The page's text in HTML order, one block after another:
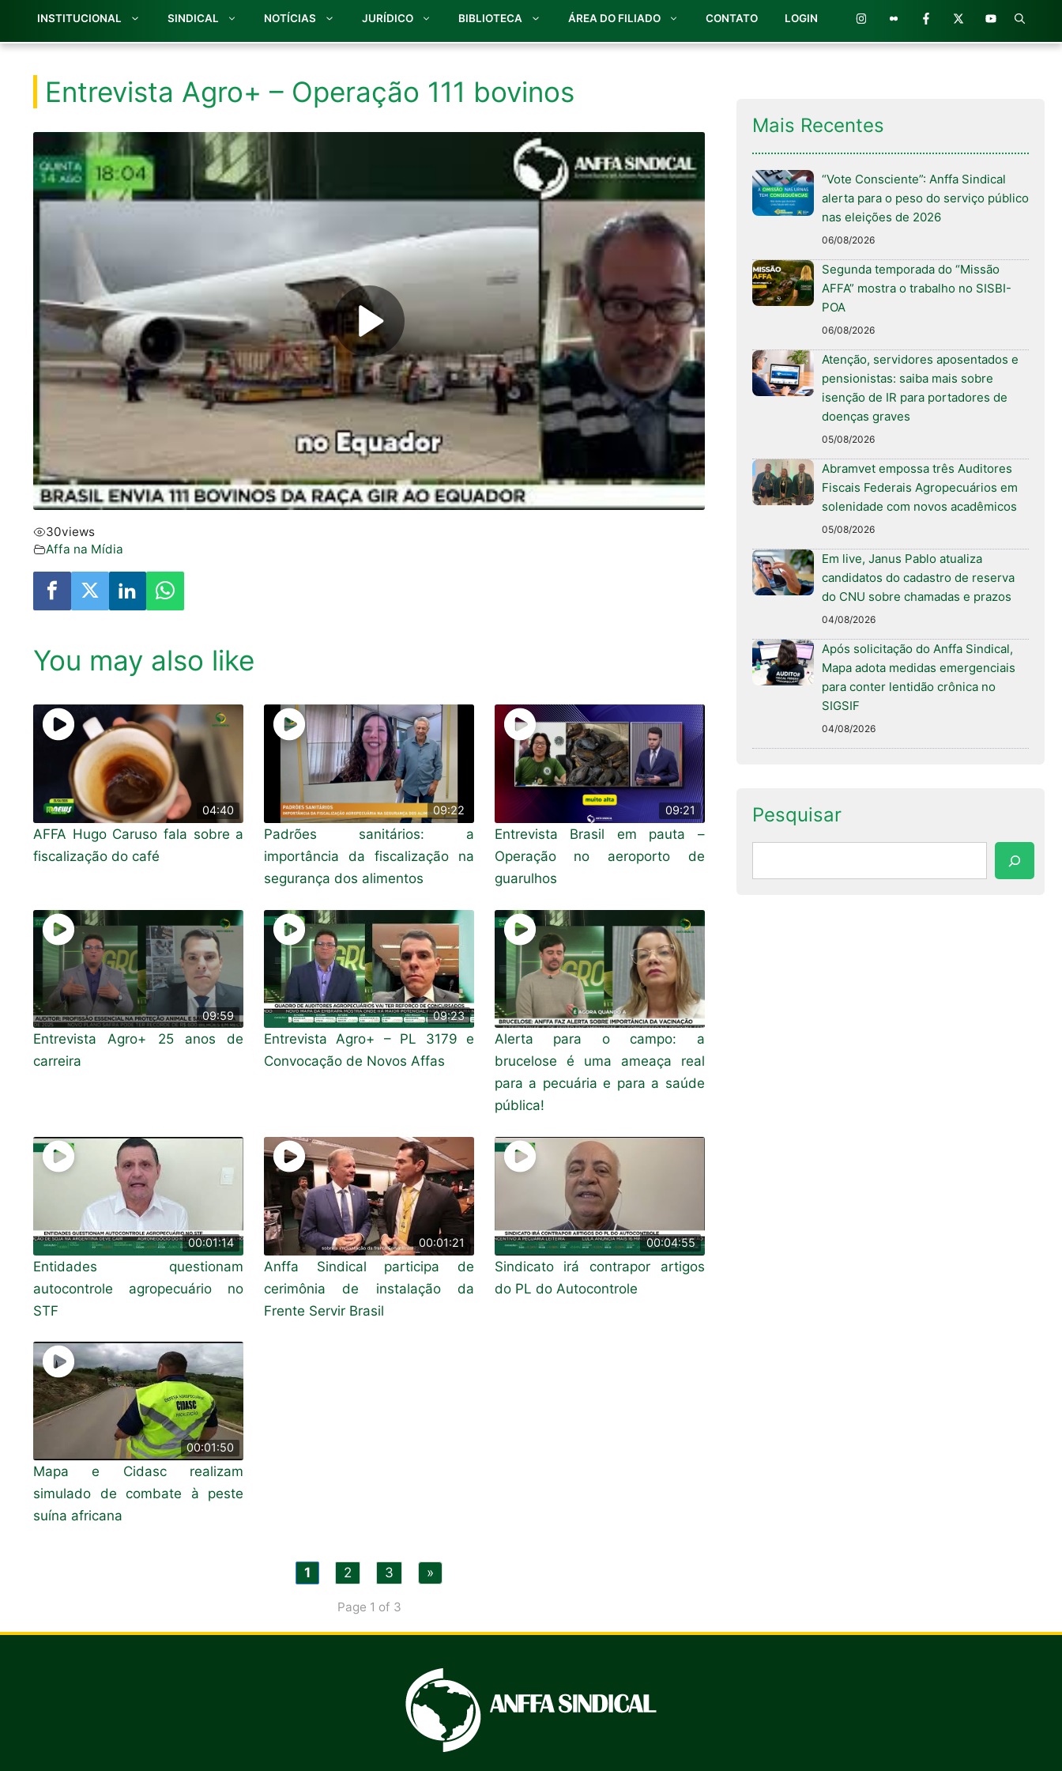
INSTITUCIONAL SINDICAL NOTÍCIAS JURÍDICO BIBLIOTECA ÁREA DO FILIADO CONTATO LOGIN
Entrevista Agro+ – Operação 111 bovinos
30views
Affa na Mí­dia
You may also like
04:40
AFFA Hugo Caruso fala sobre a
fiscalização do café
09:22
Padrões sanitários: a
importância da fiscalização na
segurança dos alimentos
09:21
Entrevista Brasil em pauta –
Operação no aeroporto de
guarulhos
09:59
Entrevista Agro+ 25 anos de
carreira
09:23
Entrevista Agro+ – PL 3179 e
Convocação de Novos Affas
Alerta para o campo: a
brucelose é uma ameaça real
para a pecuária e para a saúde
pública!
00:01:14
Entidades questionam
autocontrole agropecuário no
STF
00:01:21
Anffa Sindical participa de
cerimônia de instalação da
Frente Servir Brasil
00:04:55
Sindicato irá contrapor artigos
do PL do Autocontrole
00:01:50
Mapa e Cidasc realizam
simulado de combate à peste
suína africana
1 2 3 »
Page 1 of 3
Mais Recentes
“Vote Consciente”: Anffa Sindical
alerta para o peso do serviço público
nas eleições de 2026
06/08/2026
Segunda temporada do “Missão
AFFA” mostra o trabalho no SISBI-
POA
06/08/2026
Atenção, servidores aposentados e
pensionistas: saiba mais sobre
isenção de IR para portadores de
doenças graves
05/08/2026
Abramvet empossa três Auditores
Fiscais Federais Agropecuários em
solenidade com novos acadêmicos
05/08/2026
Em live, Janus Pablo atualiza
candidatos do cadastro de reserva
do CNU sobre chamadas e prazos
04/08/2026
Após solicitação do Anffa Sindical,
Mapa adota medidas emergenciais
para conter lentidão crônica no
SIGSIF
04/08/2026
Pesquisar